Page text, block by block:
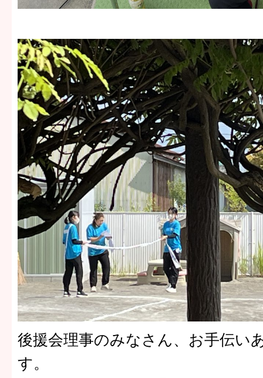
後援会理事のみなさん、お手伝い
す。